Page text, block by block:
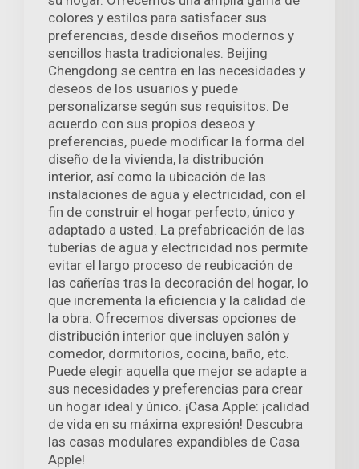
colores y estilos para satisfacer sus
preferencias, desde diseños modernos y
sencillos hasta tradicionales. Beijing
Chengdong se centra en las necesidades y
deseos de los usuarios y puede
personalizarse según sus requisitos. De
acuerdo con sus propios deseos y
preferencias, puede modificar la forma del
diseño de la vivienda, la distribución
interior, así como la ubicación de las
instalaciones de agua y electricidad, con el
fin de construir el hogar perfecto, único y
adaptado a usted. La prefabricación de las
tuberías de agua y electricidad nos permite
evitar el largo proceso de reubicación de
las cañerías tras la decoración del hogar, lo
que incrementa la eficiencia y la calidad de
la obra. Ofrecemos diversas opciones de
distribución interior que incluyen salón y
comedor, dormitorios, cocina, baño, etc.
Puede elegir aquella que mejor se adapte a
sus necesidades y preferencias para crear
un hogar ideal y único. ¡Casa Apple: ¡calidad
de vida en su máxima expresión! Descubra
las casas modulares expandibles de Casa
Apple!